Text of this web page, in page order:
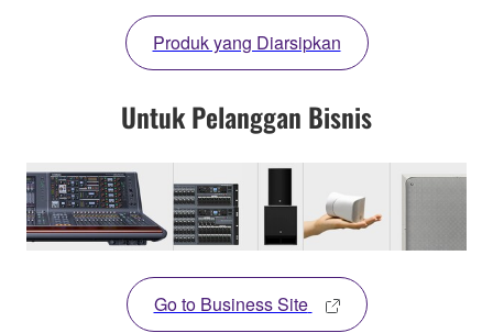
Produk yang Diarsipkan
Untuk Pelanggan Bisnis
Go to Business Site